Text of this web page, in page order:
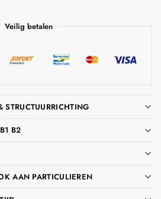
Veilig betalen
B2
AAN PARTICULIEREN